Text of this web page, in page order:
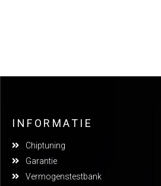
INFORMATIE
Chiptuning
Garantie
Vermogenstestbank